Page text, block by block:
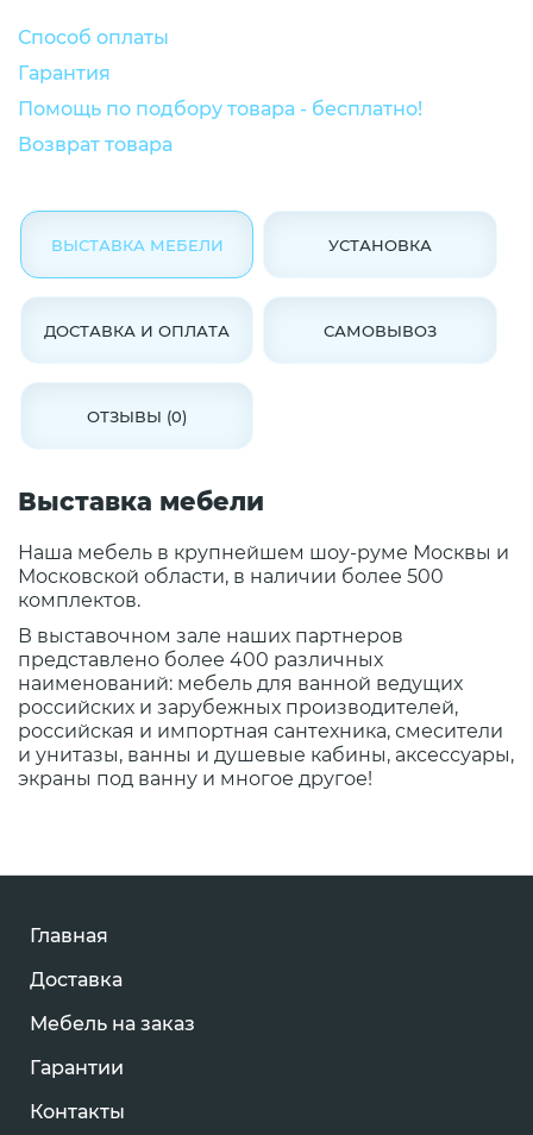
Способ оплаты
Гарантия
Помощь по подбору товара - бесплатно!
Возврат товара
ВЫСТАВКА МЕБЕЛИ УСТАНОВКА
ДОСТАВКА И ОПЛАТА САМОВЫВОЗ
ОТЗЫВЫ (0)
Выставка мебели
Наша мебель в крупнейшем шоу-руме Москвы и
Московской области, в наличии более 500
комплектов.
В выставочном зале наших партнеров
представлено более 400 различных
наименований: мебель для ванной ведущих
российских и зарубежных производителей,
российская и импортная сантехника, смесители
и унитазы, ванны и душевые кабины, аксессуары,
экраны под ванну и многое другое!
Главная
Доставка
Мебель на заказ
Гарантии
Контакты